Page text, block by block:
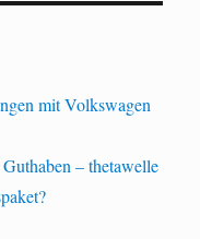
mit Volkswagen
– thetawelle